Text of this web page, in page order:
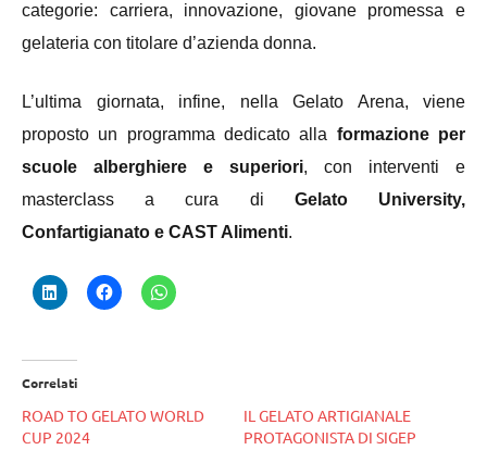
categorie: carriera, innovazione, giovane promessa e
gelateria con titolare d’azienda donna.
L’ultima giornata, infine, nella Gelato Arena, viene
proposto un programma dedicato alla formazione per
scuole alberghiere e superiori, con interventi e
masterclass a cura di Gelato University,
Confartigianato e CAST Alimenti.
Correlati
ROAD TO GELATO WORLD
CUP 2024
IL GELATO ARTIGIANALE
PROTAGONISTA DI SIGEP